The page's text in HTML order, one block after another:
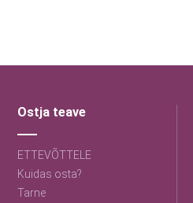
Ostja teave
ETTEVÕTTELE
Kuidas osta?
Tarne